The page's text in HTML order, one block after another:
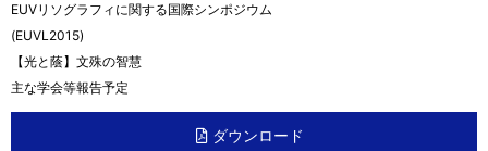
EUVリソグラフィに関する国際シンポジウム
(EUVL2015)
【光と蔭】文殊の智慧
主な学会等報告予定
ダウンロード